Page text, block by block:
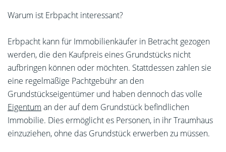
Warum ist Erbpacht interessant?
Erbpacht kann für Immobilienkäufer in Betracht gezogen
werden, die den Kaufpreis eines Grundstücks nicht
aufbringen können oder möchten. Stattdessen zahlen sie
eine regelmäßige Pachtgebühr an den
Grundstückseigentümer und haben dennoch das volle
Eigentum an der auf dem Grundstück befindlichen
Immobilie. Dies ermöglicht es Personen, in ihr Traumhaus
einzuziehen, ohne das Grundstück erwerben zu müssen.